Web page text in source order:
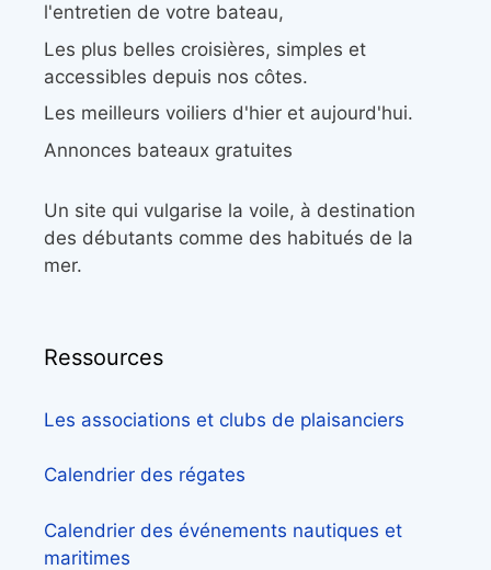
l'entretien de votre bateau,
Les plus belles croisières, simples et
accessibles depuis nos côtes.
Les meilleurs voiliers d'hier et aujourd'hui.
Annonces bateaux gratuites
Un site qui vulgarise la voile, à destination
des débutants comme des habitués de la
mer.
Ressources
Les associations et clubs de plaisanciers
Calendrier des régates
Calendrier des événements nautiques et
maritimes